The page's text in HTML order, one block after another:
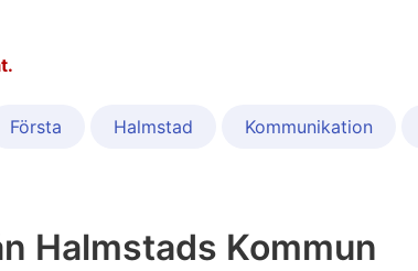
Första Halmstad Kommunikation
Halmstads Kommun